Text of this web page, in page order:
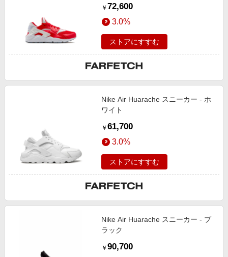
￥ 72,600
3.0%
ストアにすすむ
Nike Air Huarache スニーカー - ホ
ワイト
￥ 61,700
3.0%
ストアにすすむ
Nike Air Huarache スニーカー - ブ
ラック
￥ 90,700